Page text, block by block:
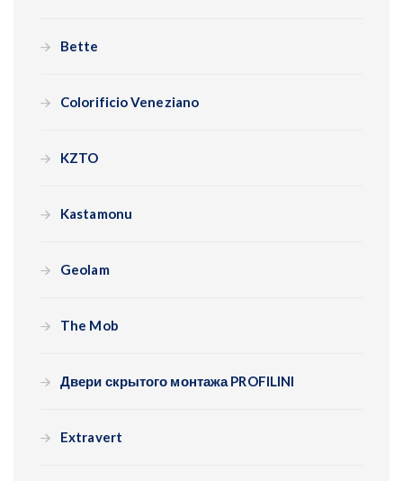
Bette
Colorificio Veneziano
KZTO
Kastamonu
Geolam
The Mob
Двери скрытого монтажа PROFILINI
Extravert